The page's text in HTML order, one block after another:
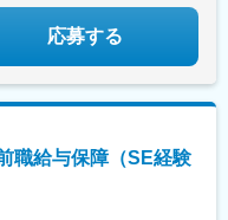
京都)、竹橋駅、府中本町
駅、銀座一丁目駅、馬喰町
駅、立川南駅、豊島園駅(西
駅、大阪駅、東梅田駅、西
駅、中津駅(地下鉄)、南森町
橋駅、肥後橋駅、堺筋本町
長堀橋駅、日本橋駅(大阪
日本橋駅、阿倍野駅(地下
、岩本町駅、三田駅(東京
子母神前駅、蓮沼駅、大崎広
、新宿西口駅、千歳烏山
央林間駅、あざみ野駅、桜木
)、和光市駅、川越駅、浦和
毛駅、京成船橋駅、北習志
駅、伊勢崎駅、太田駅(群馬
応募する
職給与保障（SE経験